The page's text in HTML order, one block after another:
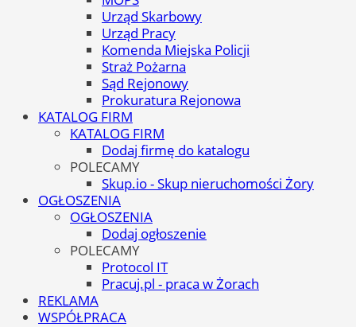
Urząd Skarbowy
Urząd Pracy
Komenda Miejska Policji
Straż Pożarna
Sąd Rejonowy
Prokuratura Rejonowa
KATALOG FIRM
KATALOG FIRM
Dodaj firmę do katalogu
POLECAMY
Skup.io - Skup nieruchomości Żory
OGŁOSZENIA
OGŁOSZENIA
Dodaj ogłoszenie
POLECAMY
Protocol IT
Pracuj.pl - praca w Żorach
REKLAMA
WSPÓŁPRACA